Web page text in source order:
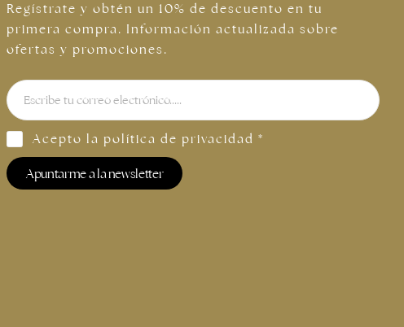
Regístrate y obtén un 10% de descuento en tu
primera compra. Información actualizada sobre
ofertas y promociones.
Acepto lapolítica de privacidad *
Apuntarme a la newsletter